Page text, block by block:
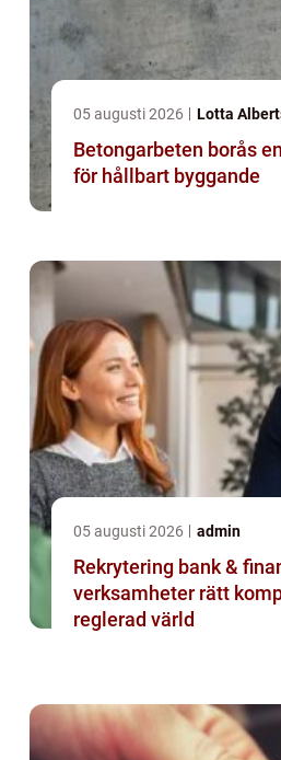
05 augusti 2026 Lotta
Betongarbeten borås en stabil grund
för hållbart byggande
05 augusti 2026 admin
Rekrytering bank & finans så
verksamheter rätt
reglerad värld